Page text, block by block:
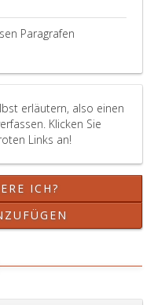
Paragrafen
erläutern, also einen
Klicken Sie
Links an!
ICH?